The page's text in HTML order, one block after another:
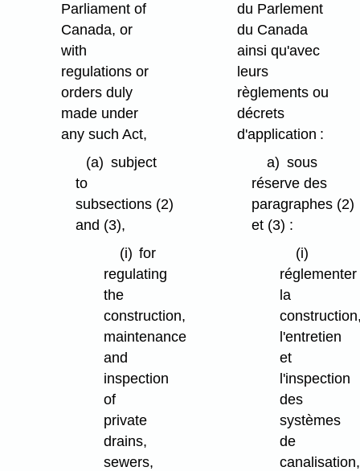
Parliament of
Canada, or
with
regulations or
orders duly
made under
any such Act,
(a) subject
to
subsections (2)
and (3),
(i) for
regulating
the
construction,
maintenance
and
inspection
of
private
drains,
sewers,
du Parlement
du Canada
ainsi qu'avec
leurs
règlements ou
décrets
d'application :
a) sous
réserve des
paragraphes (2)
et (3) :
(i)
réglementer
la
l'entretien
et
l'inspection
des
systèmes
de
canalisation,